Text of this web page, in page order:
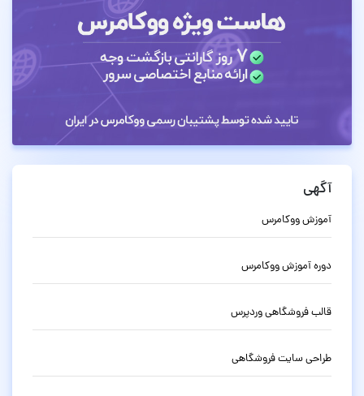
آگهی
آموزش ووکامرس
دوره آموزش ووکامرس
قالب فروشگاهی وردپرس
طراحی سایت فروشگاهی